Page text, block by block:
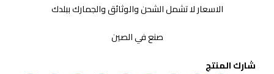
الاسعار لا تشمل الشحن والوثائق والجمارك ببلدك
صنع في الصين
شارك المنتج